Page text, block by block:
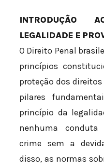
INTRODUÇÃO
LEGALIDADE E
O Direito Penal
princípios
proteção dos
pilares
princípio da
nenhuma conduta
crime sem a
disso, as normas